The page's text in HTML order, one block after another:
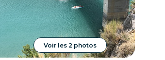
Voir les 2 photos